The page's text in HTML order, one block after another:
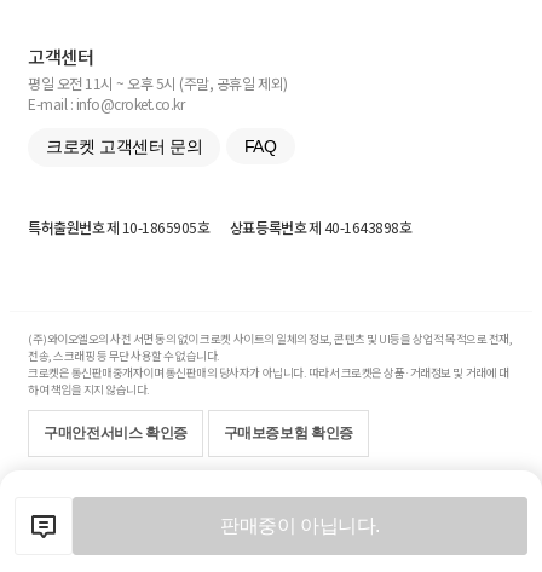
판매중이 아닙니다.
고객센터
평일 오전 11시 ~ 오후 5시 (주말, 공휴일 제외)
E-mail : info@croket.co.kr
크로켓 고객센터 문의 FAQ
특허출원번호제 10-1865905호 상표등록번호제 40-1643898호
(주)와이오엘오의 사전 서면 동의 없이 크로켓 사이트의 일체의 정보, 콘텐츠 및 UI등을 상업적 목적으로 전재,
전송, 스크래핑 등 무단 사용할 수 없습니다.
크로켓은 통신판매중개자이며 통신판매의 당사자가 아닙니다. 따라서 크로켓은 상품·거래정보 및 거래에 대
하여 책임을 지지 않습니다.
구매안전서비스 확인증 구매보증보험 확인증